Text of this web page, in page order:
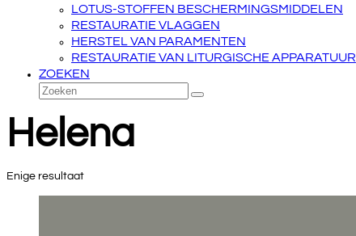
LOTUS-STOFFEN BESCHERMINGSMIDDELEN
RESTAURATIE VLAGGEN
HERSTEL VAN PARAMENTEN
RESTAURATIE VAN LITURGISCHE APPARATUUR
ZOEKEN
Zoeken
Verzenden
Helena
Enige resultaat